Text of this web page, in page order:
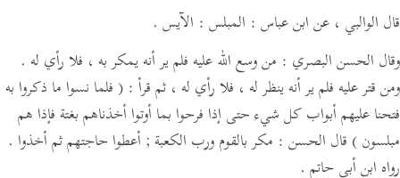
قال الوالبي ، عن ابن عباس : المبلس : الآيس .
وقال الحسن البصري : من وسع الله عليه فلم ير أنه يمكر به ، فلا رأي له .
ومن قتر عليه فلم ير أنه ينظر له ، فلا رأي له ، ثم قرأ : ( فلما نسوا ما ذكروا به
فتحنا عليهم أبواب كل شيء حتى إذا فرحوا بما أوتوا أخذناهم بغتة فإذا هم
مبلسون ) قال الحسن : مكر بالقوم ورب الكعبة ; أعطوا حاجتهم ثم أخذوا .
رواه ابن أبي حاتم .